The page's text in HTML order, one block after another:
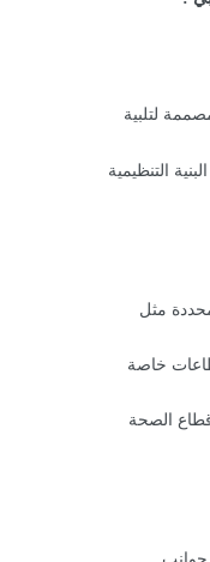
لتلبية
التنظيمية
مثل
خاصة
الصحة